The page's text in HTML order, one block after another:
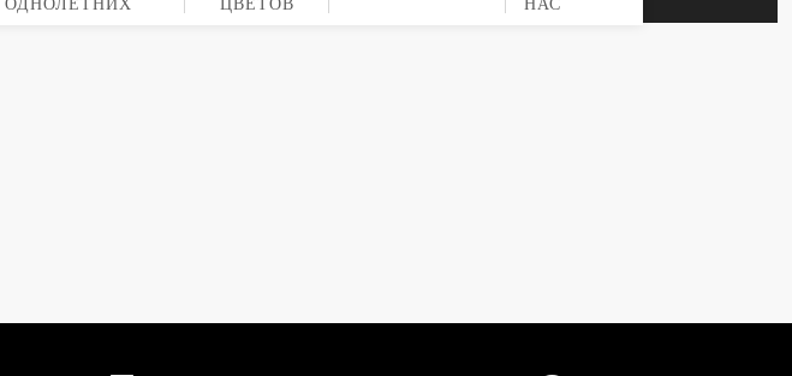
ОДНОЛЕТНИХ
ЦВЕТОВ
НАС